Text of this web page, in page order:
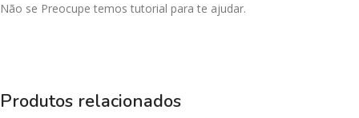
Não se Preocupe temos tutorial para te ajudar.
Produtos relacionados